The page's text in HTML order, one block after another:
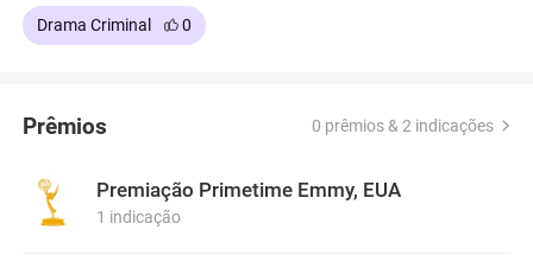
Drama Criminal 0
Prêmios 0 prêmios & 2 indicações
Premiação Primetime Emmy, EUA
1 indicação